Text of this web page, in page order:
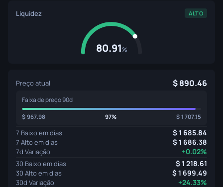
Liquidez ALTO
80.91%
Preço atual 890.46
Faixa de preço 90d
967.98 97% 1 707.15
7 Baixo em dias 1 685.84
7 Alto em dias 1 686.38
7d Variação +0.02%
30 Baixo em dias 1 218.61
30 Alto em dias 1 699.49
30d Variação +24.33%